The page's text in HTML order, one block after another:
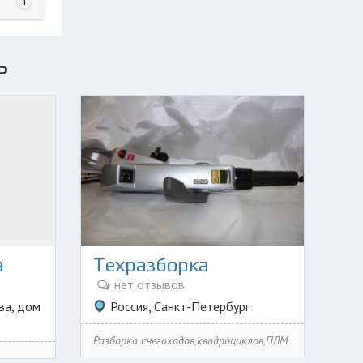
дом
Техразборка
нет отзывов
Россия, Санкт-Петербург
Разборка снегоходов,квадроциклов,ПЛМ